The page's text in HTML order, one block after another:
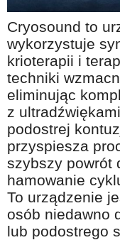
Hobby i pasje
Żyj aktywnie
60plus -
Dobra opieka
Warto naśladować
Coś dla ducha
Smacznie i zdrowo
O finansach i
Ciekawe książki
Cryosound to
wykorzystuje
krioterapii i
techniki
eliminując
z
podostrej
przyspiesza
szybszy powrót
hamowanie
To urządzenie
osób niedawno
lub podostrego